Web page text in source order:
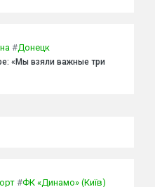
#Донецк
«Мы взяли важные три
#ФК «Динамо» (Київ)